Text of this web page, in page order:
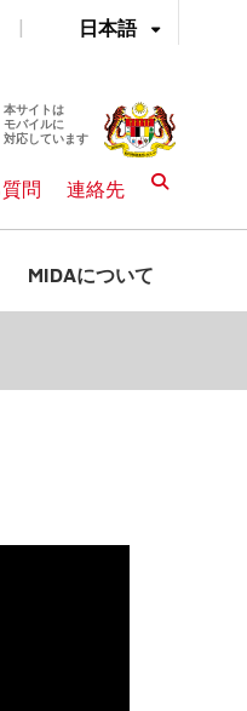
日本語
|
本サイトは
モバイルに
対応しています
問 連絡先
MIDAについて